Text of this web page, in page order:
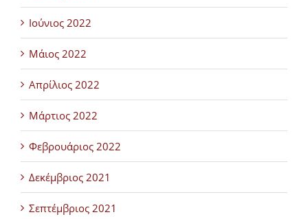
Ιούνιος 2022
Μάιος 2022
Απρίλιος 2022
Μάρτιος 2022
Φεβρουάριος 2022
Δεκέμβριος 2021
Σεπτέμβριος 2021